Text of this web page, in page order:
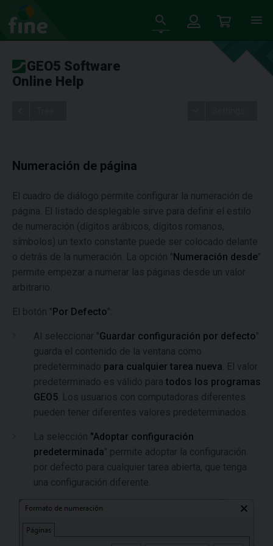
GEO5 Software
Online Help
Numeración de página
El cuadro de diálogo permite configurar la numeración de
página. El listado desplegable sirve para definir el estilo
de numeración (dígitos arábicos, dígitos romanos,
símbolos) un texto constante puede ser colocado delante
o detrás de la numeración. La opción "Numeración desde"
permite empezar a numerar las páginas desde un valor
arbitrario.
El botón "Por Defecto":
Al seleccionar "Guardar configuración por defecto"
guarda el contenido de la ventana como
predeterminado para cualquier tarea nueva . El valor
predeterminado es válido para todos los programas
GEO5 . Los usuarios con computadoras diferentes
pueden tener diferentes valores predeterminados.
La selección "Adoptar configuración
predeterminada" permite adoptar la configuración
por defecto para cualquier tarea abierta, que tenga
una configuración diferente.